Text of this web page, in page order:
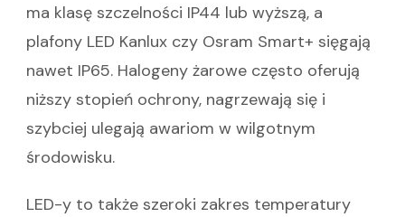
ma klasę szczelności IP44 lub wyższą, a
plafony LED Kanlux czy Osram Smart+ sięgają
nawet IP65. Halogeny żarowe często oferują
niższy stopień ochrony, nagrzewają się i
szybciej ulegają awariom w wilgotnym
środowisku.
LED-y to także szeroki zakres temperatury